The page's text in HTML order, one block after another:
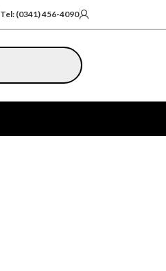
Tel: (0341) 456-4090